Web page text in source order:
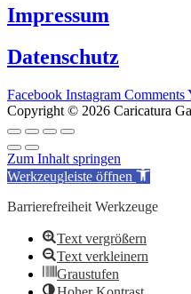
Impressum
Datenschutz
Facebook Instagram Comments
Copyright © 2026 Caricatura
Zum Inhalt springen
Werkzeugleiste öffnen
Barrierefreiheit Werkzeuge
Text vergrößern
Text verkleinern
Graustufen